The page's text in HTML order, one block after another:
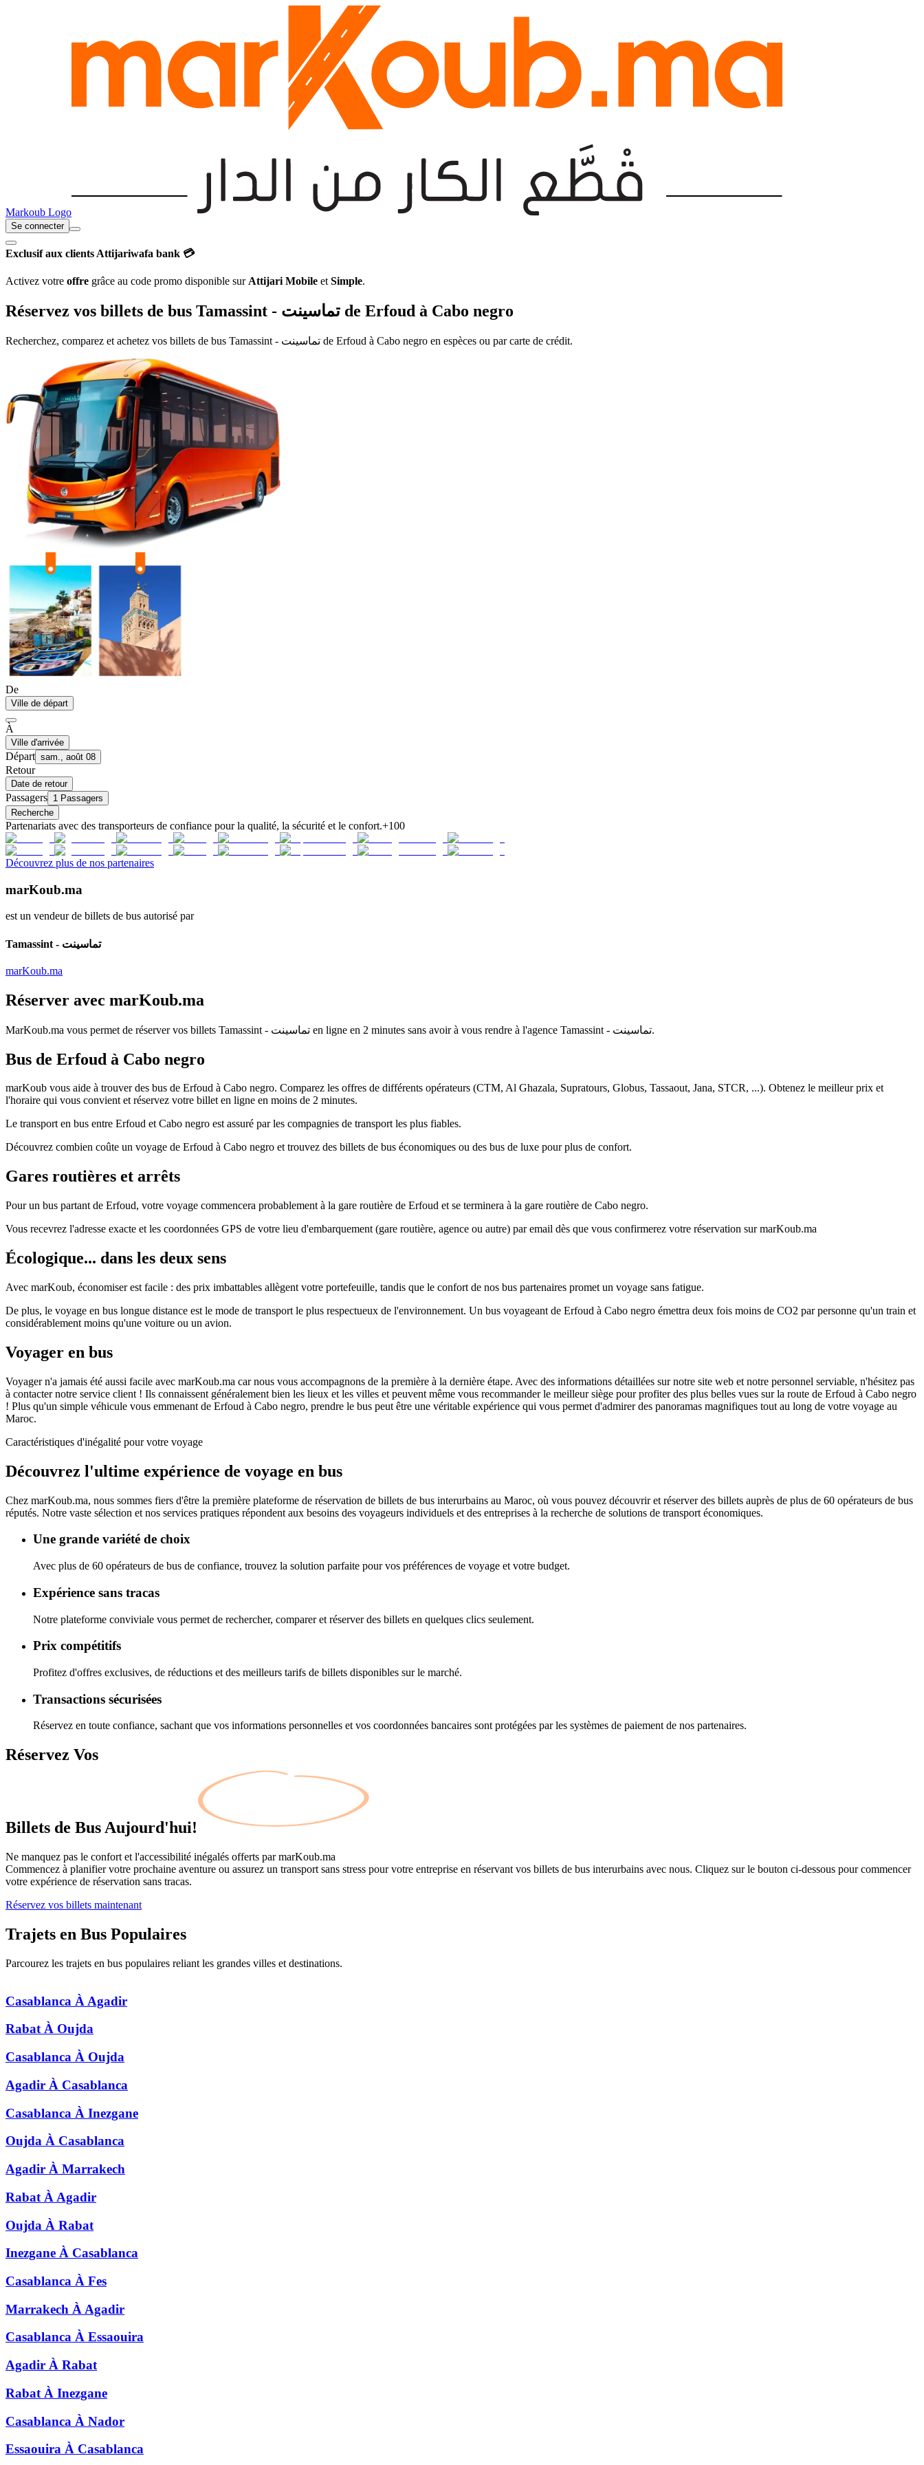
Markoub Logo
Se connecter
Exclusif aux clients Attijariwafa bank 💳
Activez votre offre grâce au code promo disponible sur Attijari Mobile et Simple.
Réservez vos billets de bus Tamassint - تماسينت de Erfoud à Cabo negro
Recherchez, comparez et achetez vos billets de bus Tamassint - تماسينت de Erfoud à Cabo negro en espèces ou par carte de crédit.
De
Ville de départ
À
Ville d'arrivée
Départ sam., août 08
Retour
Date de retour
Passagers 1 Passagers
Recherche
Partenariats avec des transporteurs de confiance pour la qualité, la sécurité et le confort.+100
Découvrez plus de nos partenaires
marKoub.ma
est un vendeur de billets de bus autorisé par
Tamassint - تماسينت
marKoub.ma
Réserver avec marKoub.ma
MarKoub.ma vous permet de réserver vos billets Tamassint - تماسينت en ligne en 2 minutes sans avoir à vous rendre à l'agence Tamassint - تماسينت.
Bus de Erfoud à Cabo negro
marKoub vous aide à trouver des bus de Erfoud à Cabo negro. Comparez les offres de différents opérateurs (CTM, Al Ghazala, Supratours, Globus, Tassaout, Jana, STCR, ...). Obtenez le meilleur prix et
l'horaire qui vous convient et réservez votre billet en ligne en moins de 2 minutes.
Le transport en bus entre Erfoud et Cabo negro est assuré par les compagnies de transport les plus fiables.
Découvrez combien coûte un voyage de Erfoud à Cabo negro et trouvez des billets de bus économiques ou des bus de luxe pour plus de confort.
Gares routières et arrêts
Pour un bus partant de Erfoud, votre voyage commencera probablement à la gare routière de Erfoud et se terminera à la gare routière de Cabo negro.
Vous recevrez l'adresse exacte et les coordonnées GPS de votre lieu d'embarquement (gare routière, agence ou autre) par email dès que vous confirmerez votre réservation sur marKoub.ma
Écologique... dans les deux sens
Avec marKoub, économiser est facile : des prix imbattables allègent votre portefeuille, tandis que le confort de nos bus partenaires promet un voyage sans fatigue.
De plus, le voyage en bus longue distance est le mode de transport le plus respectueux de l'environnement. Un bus voyageant de Erfoud à Cabo negro émettra deux fois moins de CO2 par personne qu'un train et
considérablement moins qu'une voiture ou un avion.
Voyager en bus
Voyager n'a jamais été aussi facile avec marKoub.ma car nous vous accompagnons de la première à la dernière étape. Avec des informations détaillées sur notre site web et notre personnel serviable, n'hésitez pas
à contacter notre service client ! Ils connaissent généralement bien les lieux et les villes et peuvent même vous recommander le meilleur siège pour profiter des plus belles vues sur la route de Erfoud à Cabo negro
! Plus qu'un simple véhicule vous emmenant de Erfoud à Cabo negro, prendre le bus peut être une véritable expérience qui vous permet d'admirer des panoramas magnifiques tout au long de votre voyage au
Maroc.
Caractéristiques d'inégalité pour votre voyage
Découvrez l'ultime expérience de voyage en bus
Chez marKoub.ma, nous sommes fiers d'être la première plateforme de réservation de billets de bus interurbains au Maroc, où vous pouvez découvrir et réserver des billets auprès de plus de 60 opérateurs de bus
réputés. Notre vaste sélection et nos services pratiques répondent aux besoins des voyageurs individuels et des entreprises à la recherche de solutions de transport économiques.
Une grande variété de choix
Avec plus de 60 opérateurs de bus de confiance, trouvez la solution parfaite pour vos préférences de voyage et votre budget.
Expérience sans tracas
Notre plateforme conviviale vous permet de rechercher, comparer et réserver des billets en quelques clics seulement.
Prix compétitifs
Profitez d'offres exclusives, de réductions et des meilleurs tarifs de billets disponibles sur le marché.
Transactions sécurisées
Réservez en toute confiance, sachant que vos informations personnelles et vos coordonnées bancaires sont protégées par les systèmes de paiement de nos partenaires.
Réservez Vos
Billets de Bus Aujourd'hui!
Ne manquez pas le confort et l'accessibilité inégalés offerts parmarKoub.ma
Commencez à planifier votre prochaine aventure ou assurez un transport sans stress pour votre entreprise en réservant vos billets de bus interurbains avec nous. Cliquez sur le bouton ci-dessous pour commencer
votre expérience de réservation sans tracas.
Réservez vos billets maintenant
Trajets en Bus Populaires
Parcourez les trajets en bus populaires reliant les grandes villes et destinations.
Casablanca À Agadir
Rabat À Oujda
Casablanca À Oujda
Agadir À Casablanca
Casablanca À Inezgane
Oujda À Casablanca
Agadir À Marrakech
Rabat À Agadir
Oujda À Rabat
Inezgane À Casablanca
Casablanca À Fes
Marrakech À Agadir
Casablanca À Essaouira
Agadir À Rabat
Rabat À Inezgane
Casablanca À Nador
Essaouira À Casablanca